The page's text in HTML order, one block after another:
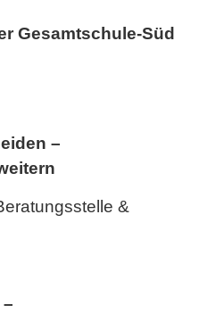
Gesamtschule-Süd
–
&